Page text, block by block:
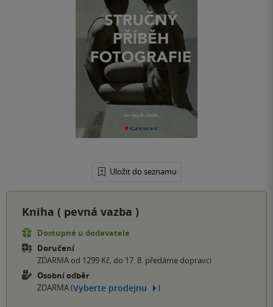
Uložit do seznamu
Kniha ( pevná vazba )
Dostupné u dodavatele
Doručení
ZDARMA od 1299 Kč, do 17. 8. předáme dopravci
Osobní odběr
ZDARMA (Vyberte prodejnu )